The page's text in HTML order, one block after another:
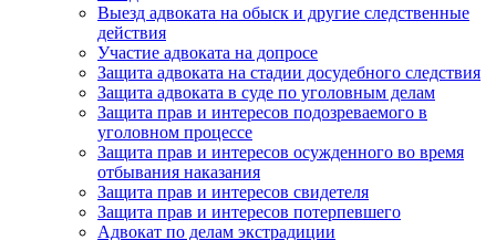
Выезд адвоката на обыск и другие следственные
действия
Участие адвоката на допросе
Защита адвоката на стадии досудебного следствия
Защита адвоката в суде по уголовным делам
Защита прав и интересов подозреваемого в
уголовном процессе
Защита прав и интересов осужденного во время
отбывания наказания
Защита прав и интересов свидетеля
Защита прав и интересов потерпевшего
Адвокат по делам экстрадиции